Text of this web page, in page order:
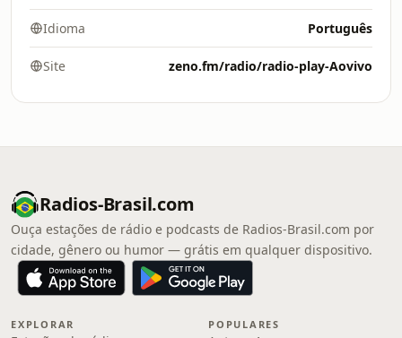
Idioma Português
Site zeno.fm/radio/radio-play-Aovivo
Radios-Brasil.com
Ouça estações de rádio e podcasts de Radios-Brasil.com por
cidade, gênero ou humor — grátis em qualquer dispositivo.
EXPLORAR POPULARES